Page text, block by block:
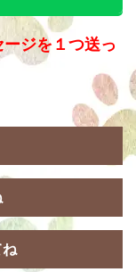
ジを１つ送っ